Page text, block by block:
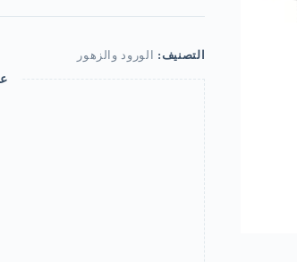
وعاء
-
نبات
أخضر
صناعي
صغير
لتزيين
المنزل
والمكتب
والمكتب-
B0FS7RF8LG
التصنيف:
الورود والزهور